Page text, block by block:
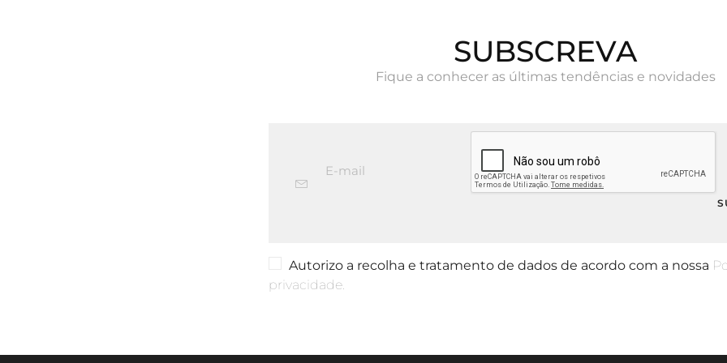
SUBSCREVA
Fique a conhecer as últimas tendências e novidades
Autorizo a recolha e tratamento de dados de acordo com a nossa
privacidade.